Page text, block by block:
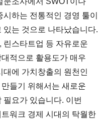
하는 전통적인 경영 툴이
있는 것으로 나타났습니다.
린스타트업 등 자유로운
적으로 활용도가 매우
대에 가치창출의 원천인
들기 위해서는 새로운
요가 있습니다. 이번
워크 경제 시대의 탁월한